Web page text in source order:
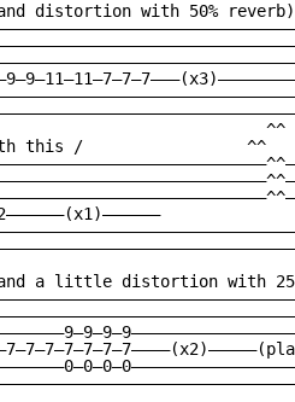
distortion with 50%
^^
this /                 ^^
a little distortion with